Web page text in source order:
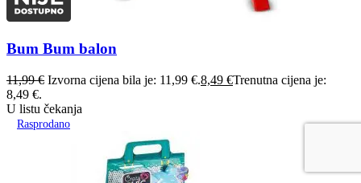
Bum Bum balon
11,99€ Izvorna cijena bila je: 11,99 €.8,49 €Trenutna cijena je:
8,49 €.
U listu čekanja
Rasprodano